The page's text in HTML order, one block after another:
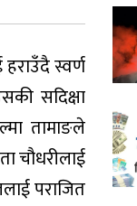
स्वर्ण
सदिक्षा
तामाङले
चौधरीलाई
पराजित